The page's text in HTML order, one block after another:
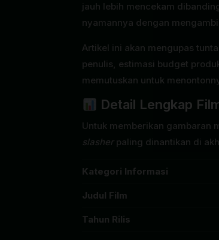
jauh lebih mencekam
nyamannya dengan
Artikel ini akan mengupas
penulis, estimasi budget
memutuskan untuk
Detail Lengkap
Untuk memberikan gambaran
slasherpaling dinantikan di
Kategori Informasi
Judul Film
Tahun Rilis